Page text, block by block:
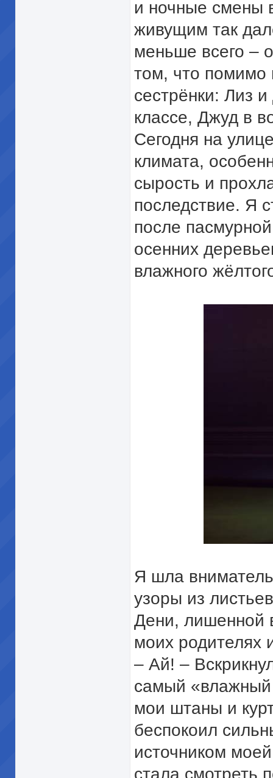
и ночные смены
живущим так
меньше всего –
том, что
сестрёнки: Лиз
классе, Джуд в
Сегодня на
климата,
сырость и
последствие. Я
после
осенних
влажного
Я шла
узоры из
Дени, лишенной
моих родителях
– Ай! –
самый «влажный
мои штаны и
беспокоил
источником
стала смотреть